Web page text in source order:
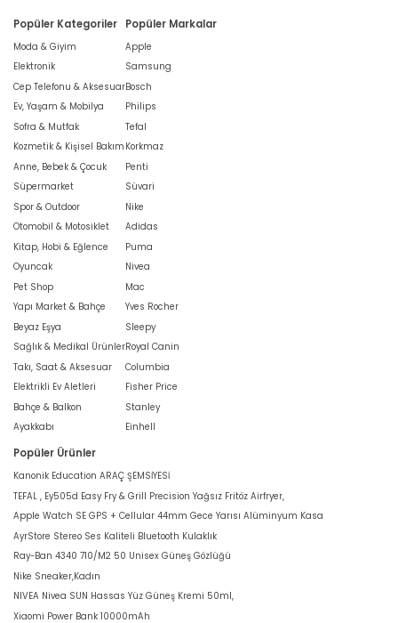
Popüler Kategoriler
Moda & Giyim
Elektronik
Cep Telefonu & Aksesuar
Ev, Yaşam & Mobilya
Sofra & Mutfak
Kozmetik & Kişisel Bakım
Anne, Bebek & Çocuk
Süpermarket
Spor & Outdoor
Otomobil & Motosiklet
Kitap, Hobi & Eğlence
Oyuncak
Pet Shop
Yapı Market & Bahçe
Beyaz Eşya
Sağlık & Medikal Ürünler
Takı, Saat & Aksesuar
Elektrikli Ev Aletleri
Bahçe & Balkon
Ayakkabı
Popüler Markalar
Apple
Samsung
Bosch
Philips
Tefal
Korkmaz
Penti
Süvari
Nike
Adidas
Puma
Nivea
Mac
Yves Rocher
Sleepy
Royal Canin
Columbia
Fisher Price
Stanley
Einhell
Popüler Ürünler
Kanonik Education ARAÇ ŞEMSİYESİ
TEFAL , Ey505d Easy Fry & Grill Precision Yağsız Fritöz Airfryer,
Apple Watch SE GPS + Cellular 44mm Gece Yarısı Alüminyum Kasa
AyrStore Stereo Ses Kaliteli Bluetooth Kulaklık
Ray-Ban 4340 710/M2 50 Unisex Güneş Gözlüğü
Nike Sneaker,Kadın
NIVEA Nivea SUN Hassas Yüz Güneş Kremi 50ml,
Xiaomi Power Bank 10000mAh